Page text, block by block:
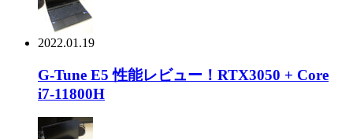
2022.01.19
G-Tune E5 性能レビュー！RTX3050 + Core
i7-11800H